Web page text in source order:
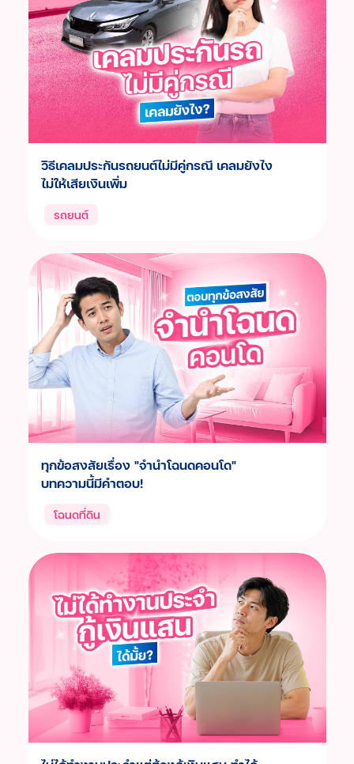
วิธีเคลมประกันรถยนต์ไม่มีคู่กรณี เคลมยังไง
ไม่ให้เสียเงินเพิ่ม
รถยนต์
ทุกข้อสงสัยเรื่อง "จำนำโฉนดคอนโด"
บทความนี้มีคำตอบ!
โฉนดที่ดิน